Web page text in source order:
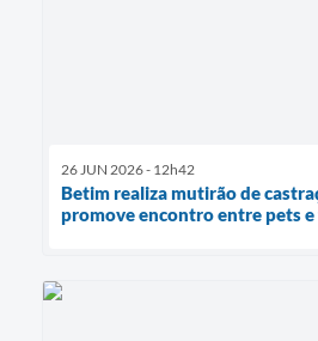
26 JUN 2026 - 12h42
Betim realiza mutirão de
promove encontro entre pets